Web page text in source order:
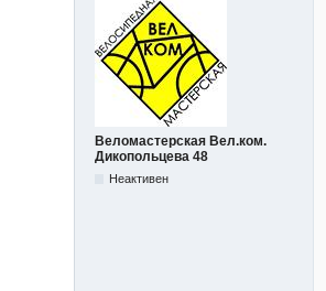
Веломастерская Вел.ком.
Дикопольцева 48
Неактивен